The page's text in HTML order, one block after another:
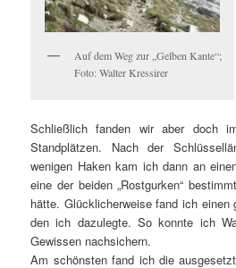
Auf dem Weg zur „Gelben Kante“;
Foto: Walter Kressirer
Schließlich fanden wir aber doch
Standplätzen. Nach der
wenigen Haken kam ich dann an
eine der beiden „Rostgurken“
hätte. Glücklicherweise fand ich einen
den ich dazulegte. So konnte ich
Gewissen nachsichern.
Am schönsten fand ich die